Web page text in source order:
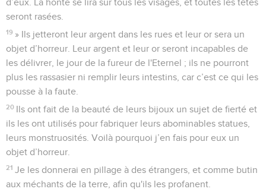
d’eux. La honte se lira sur tous les visages, et toutes les têtes
seront rasées.
19 » Ils jetteront leur argent dans les rues et leur or sera un
objet d’horreur. Leur argent et leur or seront incapables de
les délivrer, le jour de la fureur de l'Eternel ; ils ne pourront
plus les rassasier ni remplir leurs intestins, car c’est ce qui les
pousse à la faute.
20 Ils ont fait de la beauté de leurs bijoux un sujet de fierté et
ils les ont utilisés pour fabriquer leurs abominables statues,
leurs monstruosités. Voilà pourquoi j’en fais pour eux un
objet d’horreur.
21 Je les donnerai en pillage à des étrangers, et comme butin
aux méchants de la terre, afin qu'ils les profanent.